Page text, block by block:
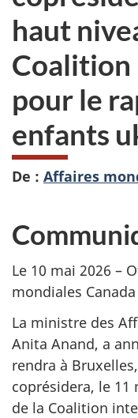
haut
pour le
enfants
De : Affaires
Le 10 mai 2026 –
mondiales Canada
La ministre des
Anita Anand, a
rendra à
coprésidera, le
de la Coalition